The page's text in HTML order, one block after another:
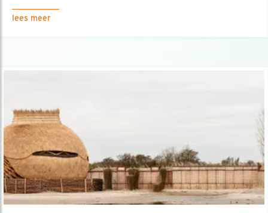
lees meer